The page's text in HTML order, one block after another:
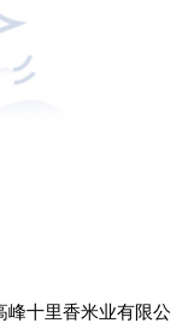
峰十里香米业有限公